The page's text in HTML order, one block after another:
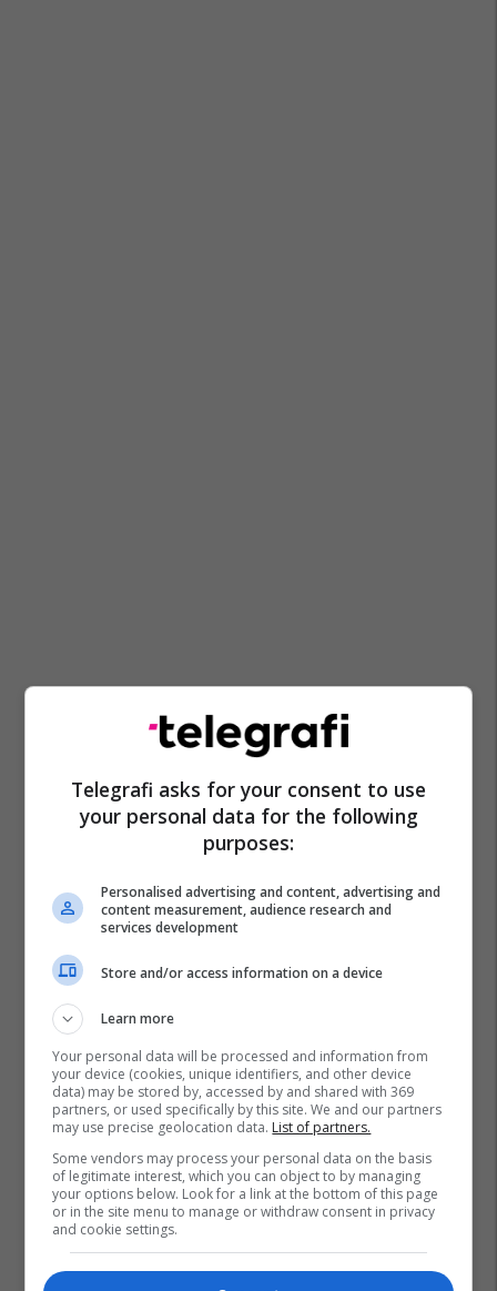
Novi Sad Serbia
Telegrafi asks for your consent to use
your personal data for the following
purposes:
Personalised advertising and content, advertising and
content measurement, audience research and
services development
Store and/or access information on a device
Learn more
Your personal data will be processed and information from
your device (cookies, unique identifiers, and other device
data) may be stored by, accessed by and shared with 369
partners, or used specifically by this site. We and our partners
may use precise geolocation data. List of partners.
Some vendors may process your personal data on the basis
of legitimate interest, which you can object to by managing
your options below. Look for a link at the bottom of this page
or in the site menu to manage or withdraw consent in privacy
and cookie settings.